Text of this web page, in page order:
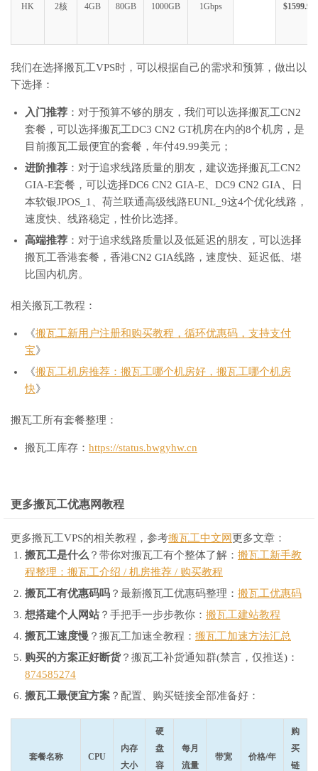
HK 2核 4GB 80GB 1000GB 1Gbps $1599.99
我们在选择搬瓦工VPS时，可以根据自己的需求和预算，做出以
下选择：
入门推荐 ：对于预算不够的朋友，我们可以选择搬瓦工CN2
套餐，可以选择搬瓦工DC3 CN2 GT机房在内的8个机房，是
目前搬瓦工最便宜的套餐，年付49.99美元；
进阶推荐 ：对于追求线路质量的朋友，建议选择搬瓦工CN2
GIA-E套餐，可以选择DC6 CN2 GIA-E、DC9 CN2 GIA、日
本软银JPOS_1、荷兰联通高级线路EUNL_9这4个优化线路，
速度快、线路稳定，性价比选择。
高端推荐 ：对于追求线路质量以及低延迟的朋友，可以选择
搬瓦工香港套餐，香港CN2 GIA线路，速度快、延迟低、堪
比国内机房。
相关搬瓦工教程：
《搬瓦工新用户注册和购买教程，循环优惠码，支持支付
宝》
《搬瓦工机房推荐：搬瓦工哪个机房好，搬瓦工哪个机房
快》
搬瓦工所有套餐整理：
搬瓦工库存： https://status.bwgyhw.cn
更多搬瓦工优惠网教程
更多搬瓦工VPS的相关教程，参考搬瓦工中文网 更多文章：
搬瓦工是什么 ？带你对搬瓦工有个整体了解： 搬瓦工新手教
程整理：搬瓦工介绍 / 机房推荐 / 购买教程
搬瓦工有优惠码吗 ？最新搬瓦工优惠码整理： 搬瓦工优惠码
想搭建个人网站？手把手一步步教你： 搬瓦工建站教程
搬瓦工速度慢 ？搬瓦工加速全教程： 搬瓦工加速方法汇总
购买的方案正好断货？搬瓦工补货通知群(禁言，仅推送)：
874585274
搬瓦工最便宜方案 ？配置、购买链接全部准备好：
套餐名称 CPU
内存
大小
硬
盘
容
每月
流量
带宽 价格/年
购
买
链